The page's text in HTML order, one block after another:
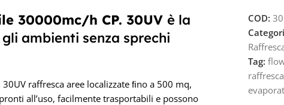
30000mc/h CP. 30UV è la
ambienti senza sprechi
raffresca aree localizzate ﬁno a 500 mq,
all’uso, facilmente trasportabili e possono
COD:
Tag: